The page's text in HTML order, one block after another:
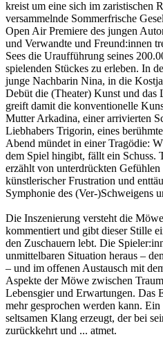
kreist um eine sich im zaristischen
ver­sammelnde Sommerfrische
Open Air Premiere des jungen
und Verwandte und Freund:innen
Sees die Uraufführung seines
spielenden Stückes zu erleben. In
junge Nachbarin Nina, in die
Debüt die (Theater) Kunst und das
greift damit die konventionelle
Mutter Arkadina, einer arrivierten
Liebhabers Trigorin, eines
Abend mündet in einer Tragödie:
dem Spiel hingibt, fällt ein Schuss.
erzählt von unterdrückten
künstlerischer Frustration und
Symphonie des (Ver-)Schweigens
Die Inszenierung versteht die
kommentiert und gibt dieser Stille
den Zuschauern lebt. Die
unmittelbaren Situation heraus –
– und im offenen Austausch mit
Aspekte der Möwe zwischen
Lebensgier und Erwartungen. Das
mehr gesprochen werden kann.
seltsamen Klang erzeugt, der bei
zurückkehrt und ... atmet.